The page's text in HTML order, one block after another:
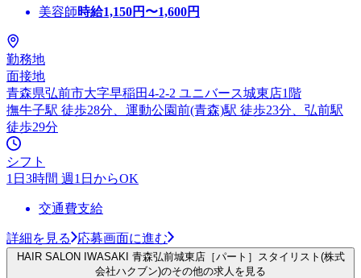
美容師時給1,150円〜1,600円
勤務地
面接地
青森県弘前市大字早稲田4-2-2 ユニバース城東店1階
撫牛子駅 徒歩28分、運動公園前(青森)駅 徒歩23分、弘前駅
徒歩29分
シフト
1日3時間 週1日からOK
交通費支給
詳細を見る 応募画面に進む
HAIR SALON IWASAKI 青森弘前城東店［パート］スタイリスト(株式
会社ハクブン)のその他の求人を見る